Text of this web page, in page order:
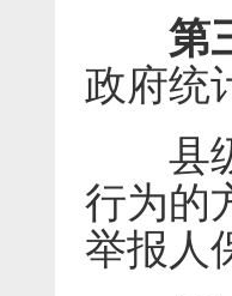
第
政府统
县级
行为的
举报人